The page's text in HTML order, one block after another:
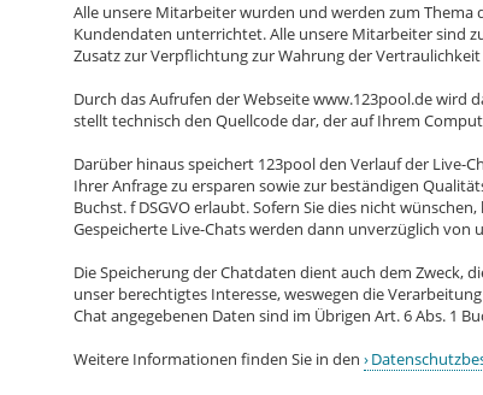
Alle unsere Mitarbeiter wurden und werden zum
Kundendaten unterrichtet. Alle unsere Mitarbeiter sind
Zusatz zur Verpflichtung zur Wahrung der
Durch das Aufrufen der Webseite www.123pool.de wird
stellt technisch den Quellcode dar, der auf Ihrem
Darüber hinaus speichert 123pool den Verlauf der Live-
Ihrer Anfrage zu ersparen sowie zur beständigen
Buchst. f DSGVO erlaubt. Sofern Sie dies nicht
Gespeicherte Live-Chats werden dann unverzüglich von
Die Speicherung der Chatdaten dient auch dem Zweck,
unser berechtigtes Interesse, weswegen die
Chat angegebenen Daten sind im Übrigen Art. 6 Abs. 1
Weitere Informationen finden Sie in den